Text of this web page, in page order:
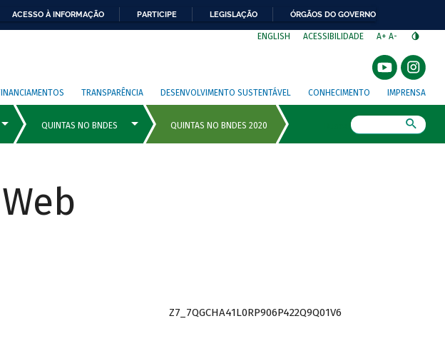
ACESSO À INFORMAÇÃO PARTICIPE LEGISLAÇÃO ÓRGÃOS DO GOVERNO
ENGLISH ACESSIBILIDADE A+ A-
TRANSPARÊNCIA DESENVOLVIMENTO SUSTENTÁVEL CONHECIMENTO IMPRENSA
Z7_7QGCHA41L0RP906P422Q9Q01V6